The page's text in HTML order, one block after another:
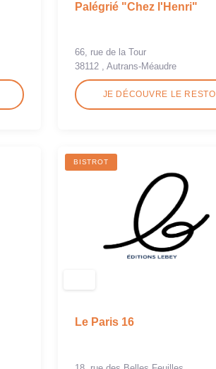
Palégrié "Chez l'Henri"
66, rue de la Tour
38112 , Autrans-Méaudre
JE DÉCOUVRE LE RESTO
BISTROT
Le Paris 16